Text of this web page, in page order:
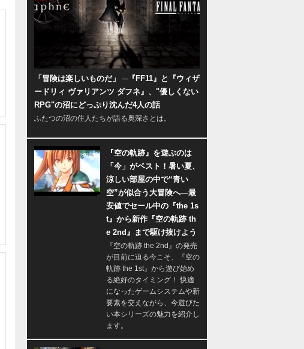
「冒険は楽しいものだ」 ─『FF11』と『ウィザ
ードリィ ヴァリアンツ ダフネ』、"優しくない
RPG"の沼にどっぷり沈んだ4人の話
ふたつの沼の住人たちが語る奥深さとは。
『空の軌跡』を遊ぶのは
「今」がベスト！暑い夏、
涼しい部屋の中で“青い
空”が似合う大冒険へ―最
安値でセール中の『the 1s
t』から新作『空の軌跡 th
e 2nd』まで駆け抜けよう
『空の軌跡 the 2nd』の発売
が目前に迫る今こそ、『空の
軌跡 the 1st』から遊び始め
る絶好のタイミング！ 快適
になったゲームシステムや新
要素を交えながら、今遊びた
い本シリーズの魅力を紹介し
ます。